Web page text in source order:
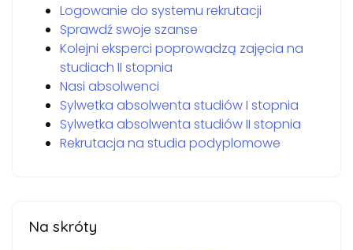
Logowanie do systemu rekrutacji
Sprawdź swoje szanse
Kolejni eksperci poprowadzą zajęcia na
studiach II stopnia
Nasi absolwenci
Sylwetka absolwenta studiów I stopnia
Sylwetka absolwenta studiów II stopnia
Rekrutacja na studia podyplomowe
Na skróty